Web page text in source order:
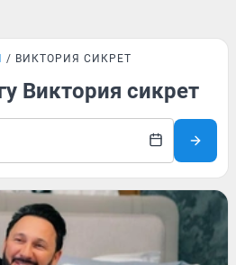
ВИКТОРИЯ СИКРЕТ
Виктория сикрет